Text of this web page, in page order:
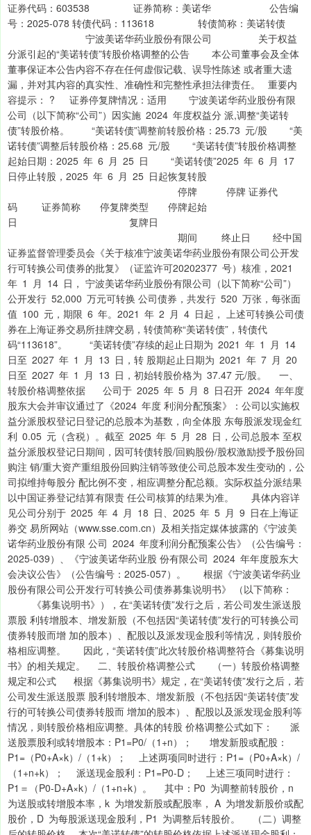
证券代码：603538 证券简称：美诺华 公告编
号：2025-078 转债代码：113618 转债简称：美诺转债
宁波美诺华药业股份有限公司 关于权益
分派引起的“美诺转债”转股价格调整的公告 本公司董事会及全体
董事保证本公告内容不存在任何虚假记载、误导性陈述 或者重大遗
漏，并对其内容的真实性、准确性和完整性承担法律责任。 重要内
容提示： ? 证券停复牌情况：适用 宁波美诺华药业股份有限
公司（以下简称“公司”）因实施 2024 年度权益分 派,调整“美诺转
债”转股价格。 “美诺转债”调整前转股价格：25.73 元/股 “美
诺转债”调整后转股价格：25.68 元/股 “美诺转债”转股价格调整
起始日期：2025 年 6 月 25 日 “美诺转债”2025 年 6 月 17
日停止转股，2025 年 6 月 25 日起恢复转股
停牌 停牌 证券代
码 证券简称 停复牌类型 停牌起始
日 复牌日
期间 终止日 经中国
证券监督管理委员会《关于核准宁波美诺华药业股份有限公司公开发
行可转换公司债券的批复》（证监许可20202377 号）核准，2021
年 1 月 14 日， 宁波美诺华药业股份有限公司（以下简称“公司”）
公开发行 52,000 万元可转换 公司债券，共发行 520 万张，每张面
值 100 元，期限 6 年。2021 年 2 月 4 日起， 上述可转换公司债
券在上海证券交易所挂牌交易，转债简称“美诺转债”，转债代
码“113618”。 “美诺转债”存续的起止日期为 2021 年 1 月 14
日至 2027 年 1 月 13 日，转 股期起止日期为 2021 年 7 月 20
日至 2027 年 1 月 13 日，初始转股价格为 37.47 元/股。 一、
转股价格调整依据 公司于 2025 年 5 月 8 日召开 2024 年年度
股东大会并审议通过了《2024 年度 利润分配预案》：公司以实施权
益分派股权登记日登记的总股本为基数，向全体股 东每股派发现金红
利 0.05 元（含税）。截至 2025 年 5 月 28 日，公司总股本 至权
益分派股权登记日期间，因可转债转股/回购股份/股权激励授予股份回
购注 销/重大资产重组股份回购注销等致使公司总股本发生变动的，公
司拟维持每股分 配比例不变，相应调整分配总额。实际权益分派结果
以中国证券登记结算有限责 任公司核算的结果为准。 具体内容详
见公司分别于 2025 年 4 月 18 日、2025 年 5 月 9 日在上海证
券交 易所网站（www.sse.com.cn）及相关指定媒体披露的《宁波美
诺华药业股份有限 公司 2024 年度利润分配预案公告》（公告编号：
2025-039）、《宁波美诺华药业股 份有限公司 2024 年年度股东大
会决议公告》（公告编号：2025-057）。 根据《宁波美诺华药业
股份有限公司公开发行可转换公司债券募集说明书》 （以下简称：
《募集说明书》），在“美诺转债”发行之后，若公司发生派送股
票股 利转增股本、增发新股（不包括因“美诺转债”发行的可转换公司
债券转股而增 加的股本）、配股以及派发现金股利等情况，则转股价
格相应调整。 因此，“美诺转债”此次转股价格调整符合《募集说明
书》的相关规定。 二、转股价格调整公式 （一）转股价格调整
规定和公式 根据《募集说明书》规定，在“美诺转债”发行之后，若
公司发生派送股票 股利转增股本、增发新股（不包括因“美诺转债”发
行的可转换公司债券转股而 增加的股本）、配股以及派发现金股利等
情况，则转股价格相应调整。具体的转股 价格调整公式如下： 派
送股票股利或转增股本：P1=P0/（1+n）； 增发新股或配股：
P1=（P0+A×k）/（1+k）； 上述两项同时进行：P1=（P0+A×k）/
（1+n+k）； 派送现金股利：P1=P0-D； 上述三项同时进行：
P1＝（P0-D+A×k）/（1+n+k）。 其中：P0 为调整前转股价，n
为送股或转增股本率，k 为增发新股或配股率， A 为增发新股价或配
股价，D 为每股派送现金股利，P1 为调整后转股价。 （二）调整